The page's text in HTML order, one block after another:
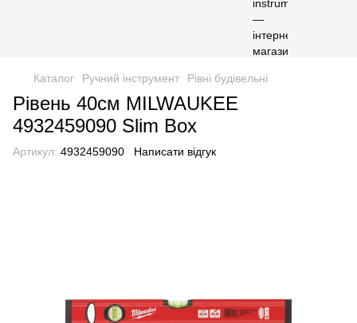
Каталог Ручний інструмент Рівні будівельні
Рівень 40см MILWAUKEE
4932459090 Slim Box
Артикул: 4932459090 Написати відгук